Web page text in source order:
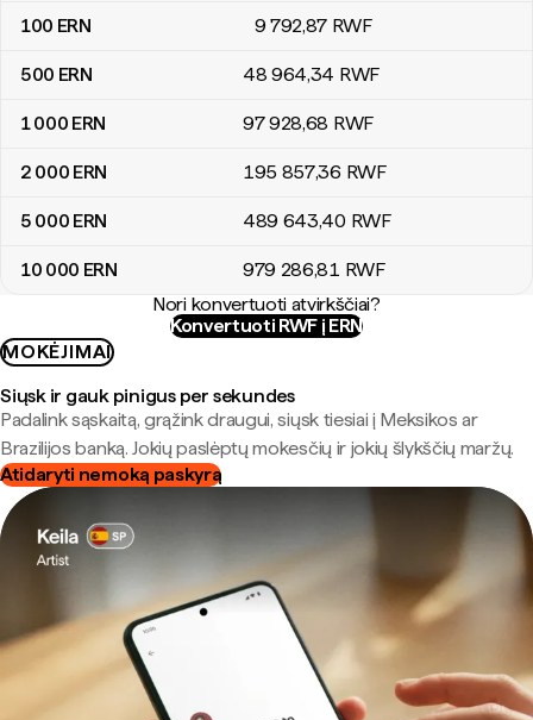
100 ERN 9 792,87 RWF
500 ERN 48 964,34 RWF
1 000 ERN 97 928,68 RWF
2 000 ERN 195 857,36 RWF
5 000 ERN 489 643,40 RWF
10 000 ERN 979 286,81 RWF
Nori konvertuoti atvirkščiai?
Konvertuoti RWF į ERN
MOKĖJIMAI
Siųsk ir gauk pinigus per sekundes
Padalink sąskaitą, grąžink draugui, siųsk tiesiai į Meksikos ar
Brazilijos banką. Jokių paslėptų mokesčių ir jokių šlykščių maržų.
Atidaryti nemoką paskyrą